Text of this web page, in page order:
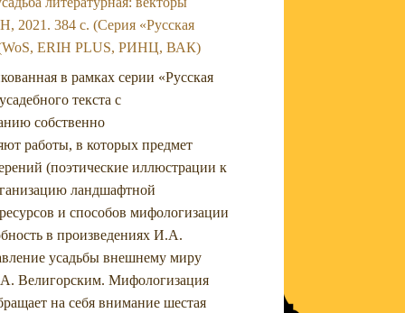
2021. 384 с. (Серия «Русская
(WoS, ERIH PLUS, РИНЦ, ВАК)
в рамках серии «Русская
текста с
собственно
работы, в которых предмет
(поэтические иллюстрации к
ландшафтной
и способов мифологизации
в произведениях И.А.
усадьбы внешнему миру
Велигорским. Мифологизация
на себя внимание шестая